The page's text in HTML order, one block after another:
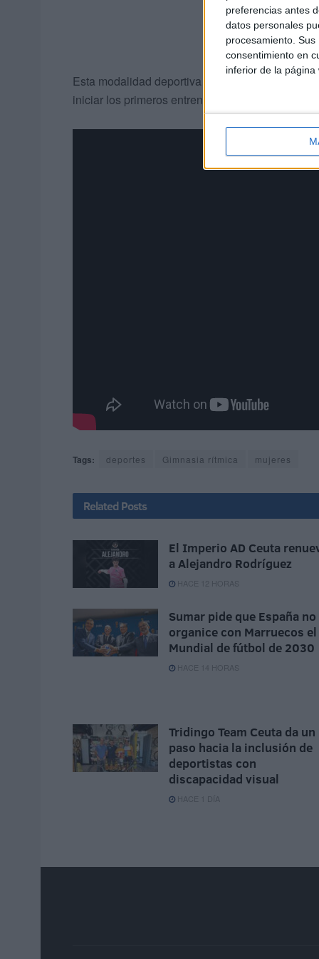
preferencias antes
datos personales
procesamiento.
consentimiento en
inferior de la página
Esta modalidad deportiva sigue estando 'viva'
iniciar los primeros entrenamientos de la
Tags: deportes Gimnasia rítmica mujeres
Related Posts
El Imperio AD Ceuta
a Alejandro Rodríguez
HACE 12 HORAS
Sumar pide que España no
organice con Marruecos el
Mundial de fútbol de 2030
HACE 14 HORAS
Tridingo Team Ceuta da un
paso hacia la inclusión de
deportistas con
discapacidad visual
HACE 1 DÍA